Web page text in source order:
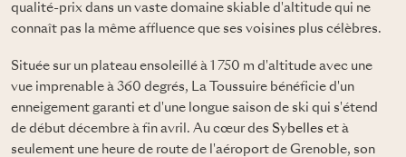
qualité-prix dans un vaste domaine skiable d'altitude qui ne
connaît pas la même affluence que ses voisines plus célèbres.
Située sur un plateau ensoleillé à 1 750 m d'altitude avec une
vue imprenable à 360 degrés, La Toussuire bénéficie d'un
enneigement garanti et d'une longue saison de ski qui s'étend
de début décembre à fin avril. Au cœur des Sybelles et à
seulement une heure de route de l'aéroport de Grenoble, son